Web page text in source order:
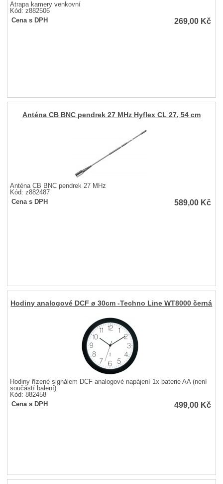
Atrapa kamery venkovní
Kód: z882506
Cena s DPH
269,00 Kč
Anténa CB BNC pendrek 27 MHz Hyflex CL 27, 54 cm
Anténa CB BNC pendrek 27 MHz
Kód: z882487
Cena s DPH
589,00 Kč
Hodiny analogové DCF ø 30cm -Techno Line WT8000 černá
Hodiny řízené signálem DCF analogové napájení 1x baterie AA (není
součástí balení).
Kód: 882458
Cena s DPH
499,00 Kč